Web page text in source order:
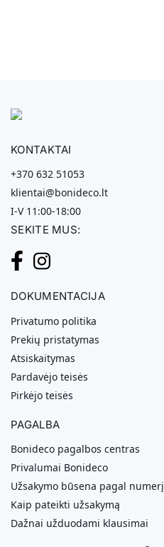
KONTAKTAI
+370 632 51053
klientai@bonideco.lt
I-V 11:00-18:00
SEKITE MUS:
DOKUMENTACIJA
Privatumo politika
Prekių pristatymas
Atsiskaitymas
Pardavėjo teisės
Pirkėjo teisės
PAGALBA
Bonideco pagalbos centras
Privalumai Bonideco
Užsakymo būsena pagal numerį
Kaip pateikti užsakymą
Dažnai užduodami klausimai